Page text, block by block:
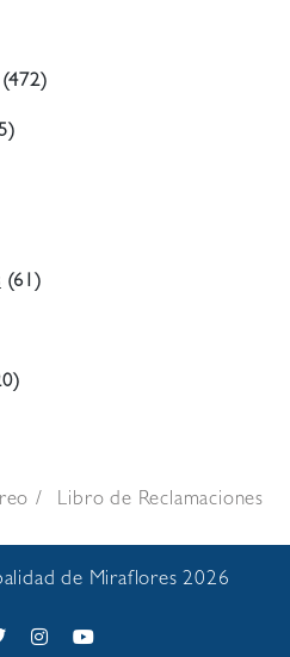
(472)
(61)
Libro de Reclamaciones
de Miraflores 2026